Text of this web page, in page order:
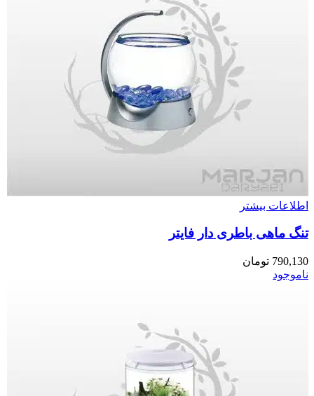
اطلاعات بیشتر
تنگ ماهی باطری دار فایتر
790,130 تومان
ناموجود